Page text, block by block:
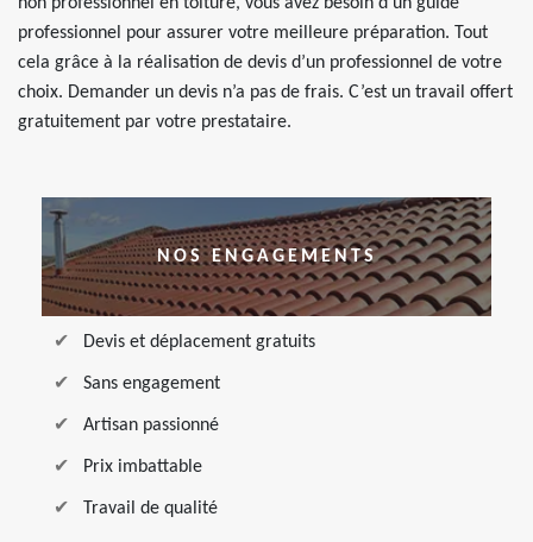
professionnel pour assurer votre meilleure préparation. Tout
cela grâce à la réalisation de devis d’un professionnel de votre
choix. Demander un devis n’a pas de frais. C’est un travail offert
gratuitement par votre prestataire.
NOS ENGAGEMENTS
Devis et déplacement gratuits
Sans engagement
Artisan passionné
Prix imbattable
Travail de qualité